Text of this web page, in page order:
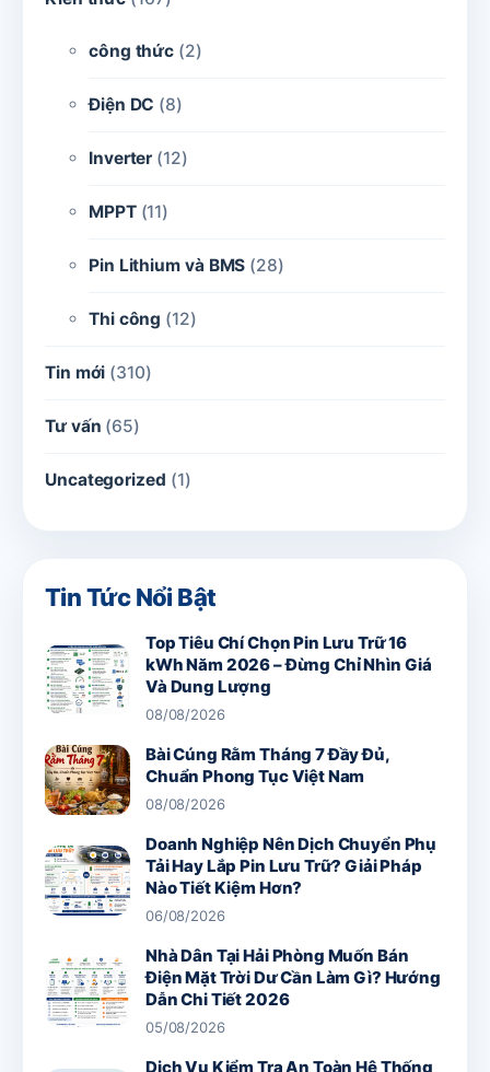
công thức (2)
Điện DC (8)
Inverter (12)
MPPT(11)
Pin Lithium và BMS (28)
Thi công (12)
Tin mới (310)
Tư vấn (65)
Uncategorized (1)
Tin Tức Nổi Bật
Top Tiêu Chí Chọn Pin Lưu Trữ 16
kWh Năm 2026 – Đừng Chỉ Nhìn Giá
Và Dung Lượng
08/08/2026
Bài Cúng Rằm Tháng 7 Đầy Đủ,
Chuẩn Phong Tục Việt Nam
08/08/2026
Doanh Nghiệp Nên Dịch Chuyển Phụ
Tải Hay Lắp Pin Lưu Trữ? Giải Pháp
Nào Tiết Kiệm Hơn?
06/08/2026
Nhà Dân Tại Hải Phòng Muốn Bán
Điện Mặt Trời Dư Cần Làm Gì? Hướng
Dẫn Chi Tiết 2026
05/08/2026
Dịch Vụ Kiểm Tra An Toàn Hệ Thống